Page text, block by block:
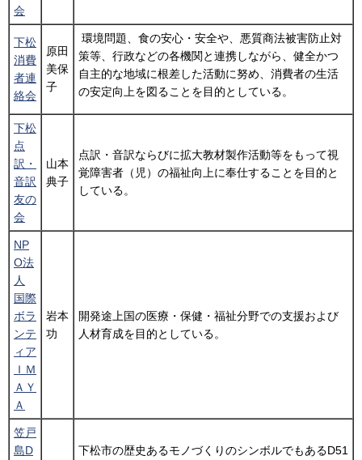
会
下松
消費
者連
絡会
原田
美保
子
環境問題、食の安心・安全や、悪質商法被害防止対
策等、行政などの各機関と連携しながら、健全かつ
自主的な地域に根差した活動に努め、消費者の生活
の安定向上を図ることを目的としている。
下松
点
訳・
音訳
友の
会
山本
典子
点訳・音訳ならびに拡大教材製作活動等をもって視
覚障害者（児）の福祉向上に奉仕することを目的と
している。
NP
O法
人
国際
ボラ
ンテ
ィア
ＩＭ
ＡＹ
Ａ
岩本
功
開発途上国の医療・保健・福祉分野での支援および
人材育成を目的としている。
笠戸
島D
下松市の歴史あるモノづくりのシンボルでもあるD51